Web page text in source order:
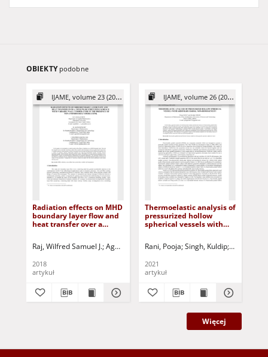
OBIEKTY podobne
IJAME, volume 23 (2018)
Radiation effects on MHD
boundary layer flow and
heat transfer over a
wall temperature in the
heat source/sink
Raj, Wilfred Samuel J. Agneeshwari, M. Anjali Devi, S.P. Jurczak,
2018
artykuł
IJAME, volume 26 (2021)
Thermoelastic analysis of
pressurized hollow
spherical vessels with
Rani, Pooja Singh, Kuldip Jurczak,
2021
artykuł
Więcej